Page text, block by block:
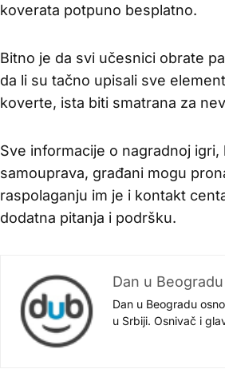
koverata potpuno besplatno.
Bitno je da svi učesnici obrate
da li su tačno upisali sve
koverte, ista biti smatrana za
Sve informacije o nagradnoj
samouprava, građani mogu
raspolaganju im je i kontakt
dodatna pitanja i podršku.
Dan u Beogradu
Dan u Beogradu
u Srbiji. Osnivač i